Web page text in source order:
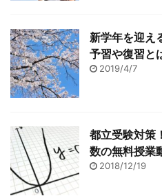
新学年を迎え
予習や復習と
2019/4/7
都立受験対策
数の無料授業
2018/12/19